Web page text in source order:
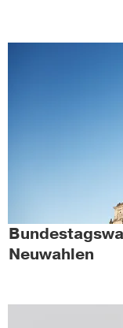
Neuwahlen